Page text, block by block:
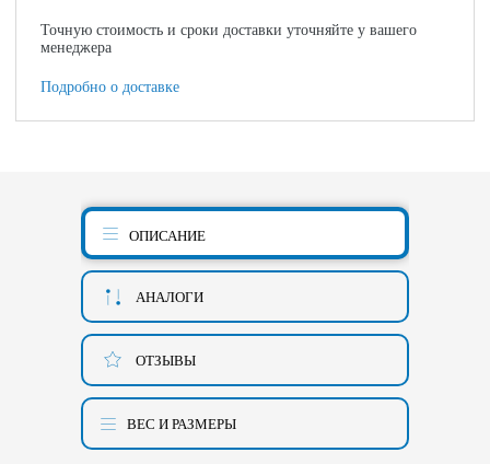
Точную стоимость и сроки доставки уточняйте у вашего
менеджера
Подробно о доставке
ОПИСАНИЕ
АНАЛОГИ
ОТЗЫВЫ
ВЕС И РАЗМЕРЫ